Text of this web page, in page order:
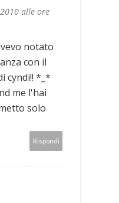
alle ore
notato
con il
cyndi!! *_*
me l'hai
solo
Rispondi